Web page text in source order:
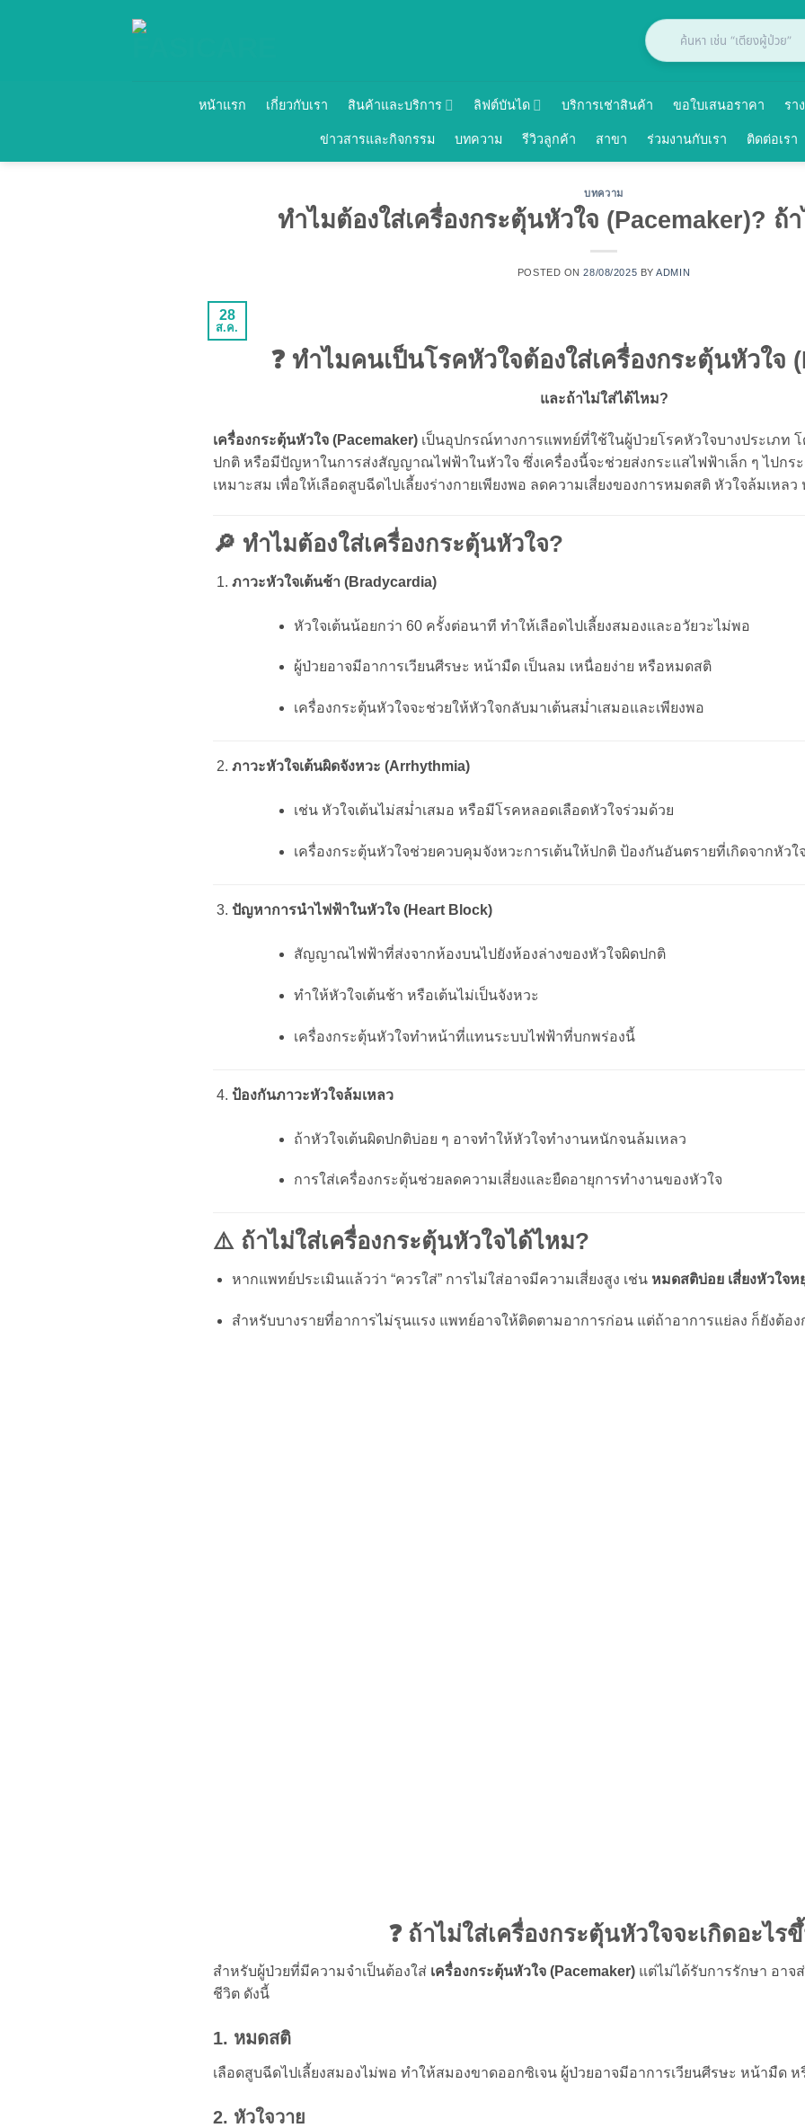
หน้าแรก เกี่ยวกับเรา สินค้าและบริการ ลิฟต์บันได บริการเช่าสินค้า ขอใบเสนอราคา รา
ข่าวสารและกิจกรรม บทความ รีวิวลูกค้า สาขา ร่วมงานกับเรา ติดต่อเรา
บทความ
ทำไมต้องใส่เครื่องกระตุ้นหัวใจ (Pacemaker)? ถ้
POSTED ON28/08/2025 BYADMIN
28
ส.ค.
❓ ทำไมคนเป็นโรคหัวใจต้องใส่เครื่องกระตุ้นหัวใจ
และถ้าไม่ใส่ได้ไหม?
เครื่องกระตุ้นหัวใจ (Pacemaker) เป็นอุปกรณ์ทางการแพทย์ที่ใช้ในผู้ป่วยโรคหัวใจบางประเภท
ปกติ หรือมีปัญหาในการส่งสัญญาณไฟฟ้าในหัวใจ ซึ่งเครื่องนี้จะช่วยส่งกระแสไฟฟ้าเล็ก ๆ ไปกร
เหมาะสม เพื่อให้เลือดสูบฉีดไปเลี้ยงร่างกายเพียงพอ ลดความเสี่ยงของการหมดสติ หัวใจล้มเหลว
🔎 ทำไมต้องใส่เครื่องกระตุ้นหัวใจ?
ภาวะหัวใจเต้นช้า (Bradycardia)
หัวใจเต้นน้อยกว่า 60 ครั้งต่อนาที ทำให้เลือดไปเลี้ยงสมองและอวัยวะไม่พอ
ผู้ป่วยอาจมีอาการเวียนศีรษะ หน้ามืด เป็นลม เหนื่อยง่าย หรือหมดสติ
เครื่องกระตุ้นหัวใจจะช่วยให้หัวใจกลับมาเต้นสม่ำเสมอและเพียงพอ
ภาวะหัวใจเต้นผิดจังหวะ (Arrhythmia)
เช่น หัวใจเต้นไม่สม่ำเสมอ หรือมีโรคหลอดเลือดหัวใจร่วมด้วย
เครื่องกระตุ้นหัวใจช่วยควบคุมจังหวะการเต้นให้ปกติ ป้องกันอันตรายที่เกิดจากหัวใ
ปัญหาการนำไฟฟ้าในหัวใจ (Heart Block)
สัญญาณไฟฟ้าที่ส่งจากห้องบนไปยังห้องล่างของหัวใจผิดปกติ
ทำให้หัวใจเต้นช้า หรือเต้นไม่เป็นจังหวะ
เครื่องกระตุ้นหัวใจทำหน้าที่แทนระบบไฟฟ้าที่บกพร่องนี้
ป้องกันภาวะหัวใจล้มเหลว
ถ้าหัวใจเต้นผิดปกติบ่อย ๆ อาจทำให้หัวใจทำงานหนักจนล้มเหลว
การใส่เครื่องกระตุ้นช่วยลดความเสี่ยงและยืดอายุการทำงานของหัวใจ
⚠️ ถ้าไม่ใส่เครื่องกระตุ้นหัวใจได้ไหม?
หากแพทย์ประเมินแล้วว่า “ควรใส่” การไม่ใส่อาจมีความเสี่ยงสูง เช่น หมดสติบ่อย เสี่ยงหัวใจ
สำหรับบางรายที่อาการไม่รุนแรง แพทย์อาจให้ติดตามอาการก่อน แต่ถ้าอาการแย่ลง ก็ยังต้อ
❓ ถ้าไม่ใส่เครื่องกระตุ้นหัวใจจะเกิดอะไร
สำหรับผู้ป่วยที่มีความจำเป็นต้องใส่ เครื่องกระตุ้นหัวใจ (Pacemaker) แต่ไม่ได้รับการรักษา อาจ
ชีวิต ดังนี้
1. หมดสติ
เลือดสูบฉีดไปเลี้ยงสมองไม่พอ ทำให้สมองขาดออกซิเจน ผู้ป่วยอาจมีอาการเวียนศีรษะ หน้ามืด
2. หัวใจวาย